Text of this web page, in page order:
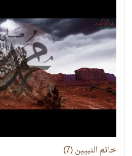
خاتم النبيين (7)